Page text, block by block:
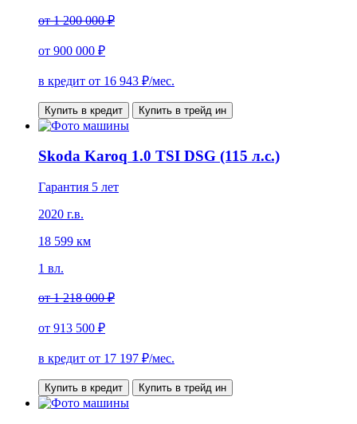
от1 200 000 ₽
от 900 000 ₽
в кредит от 16 943 ₽/мес.
Купить в кредит Купить в трейд ин
Skoda Karoq 1.0 TSI DSG (115 л.с.)
Гарантия 5 лет
2020 г.в.
18 599 км
1 вл.
от1 218 000 ₽
от 913 500 ₽
в кредит от 17 197 ₽/мес.
Купить в кредит Купить в трейд ин